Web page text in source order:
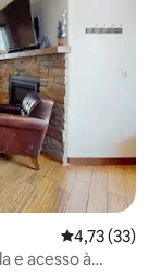
4,73 de uma
4,73 (33)
e acesso à